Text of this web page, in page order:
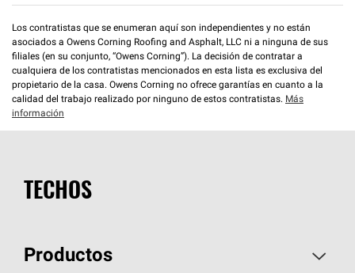
Los contratistas que se enumeran aquí son independientes y no están
asociados a Owens Corning Roofing and Asphalt, LLC ni a ninguna de sus
filiales (en su conjunto, “Owens Corning”). La decisión de contratar a
cualquiera de los contratistas mencionados en esta lista es exclusiva del
propietario de la casa. Owens Corning no ofrece garantías en cuanto a la
calidad del trabajo realizado por ninguno de estos contratistas. Más
información
TECHOS
Productos